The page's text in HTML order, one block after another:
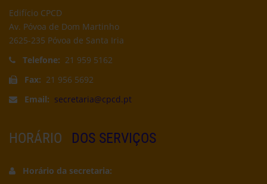
Edifício CPCD
Av. Póvoa de Dom Martinho
2625-235 Póvoa de Santa Iria
Telefone: 21 959 5162
Fax: 21 956 5692
Email: secretaria@cpcd.pt
HORÁRIO DOS SERVIÇOS
Horário da secretaria: